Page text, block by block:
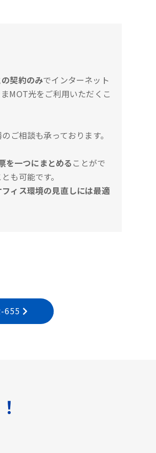
契約のみでインターネット
MOT光をご利用いただくこ
ご相談も承っております。
を一つにまとめる ことがで
も可能です。
ィス環境の見直しには最適
655